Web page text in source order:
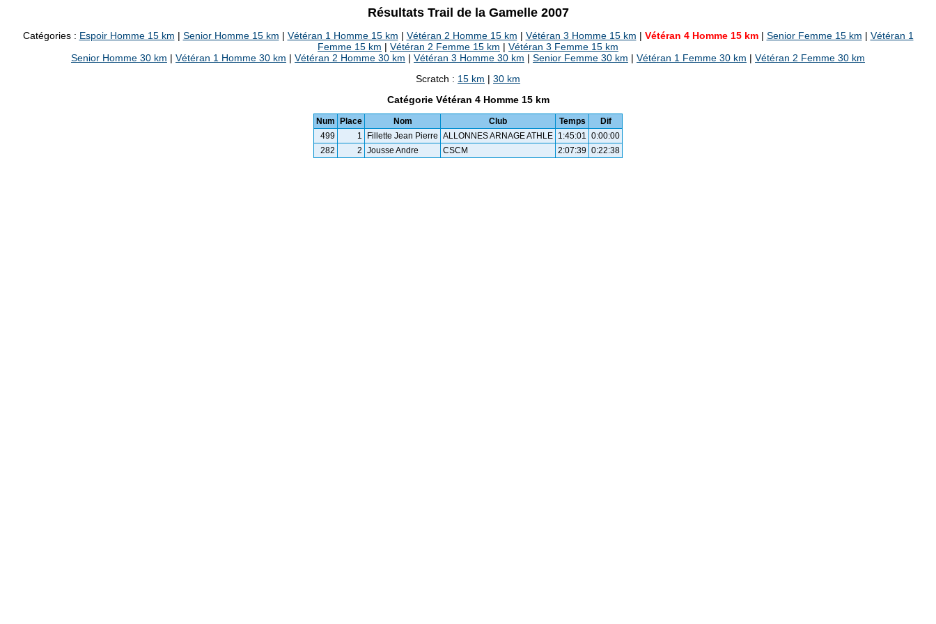
Résultats Trail de la Gamelle 2007
Catégories : Espoir Homme 15 km | Senior Homme 15 km | Vétéran 1 Homme 15 km | Vétéran 2 Homme 15 km | Vétéran 3 Homme 15 km | Vétéran 4 Homme 15 km| Senior Femme 15 km | Vétéran 1
Femme 15 km | Vétéran 2 Femme 15 km | Vétéran 3 Femme 15 km
Senior Homme 30 km | Vétéran 1 Homme 30 km | Vétéran 2 Homme 30 km | Vétéran 3 Homme 30 km | Senior Femme 30 km | Vétéran 1 Femme 30 km | Vétéran 2 Femme 30 km
Scratch : 15 km | 30 km
Catégorie Vétéran 4 Homme 15 km
Num Place Nom Club Temps
Dif
499
1 Fillette Jean Pierre ALLONNES ARNAGE ATHLE 1:45:01
0:00:00
282
2 Jousse Andre CSCM 2:07:39 0:22:38